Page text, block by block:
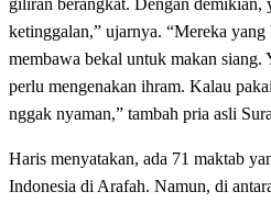
giliran berangkat. Dengan demikian,
ketinggalan,” ujarnya. “Mereka yang
membawa bekal untuk makan siang.
perlu mengenakan ihram. Kalau
nggak nyaman,” tambah pria asli
Haris menyatakan, ada 71 maktab
Indonesia di Arafah. Namun, di